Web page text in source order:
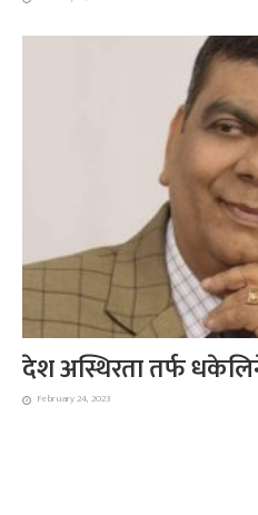
देश अस्थिरता तर्फ
February 24, 2023